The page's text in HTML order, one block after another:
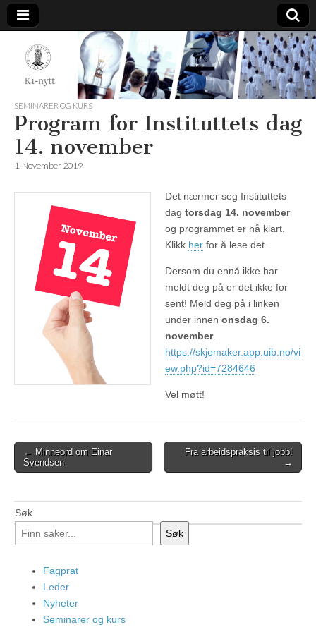
K1-
Nytt
SEMINARER OG KURS
Program for Instituttets dag
14. november
1. November 2019
Det nærmer seg Instituttets
dag torsdag 14. november
og programmet er nå klart.
Klikk her for å lese det.
Dersom du ennå ikke har
meldt deg på er det ikke for
sent! Meld deg på i linken
under innen onsdag 6.
november.
https://skjemaker.app.uib.no/vi
ew.php?id=7284646
Vel møtt!
Post
navigation
← Minneord om Einar
Svendsen
Fra arbeidspraksis til jobb!
→
Søk
Søk
Fagprat
Leder
Nyheter
Seminarer og kurs